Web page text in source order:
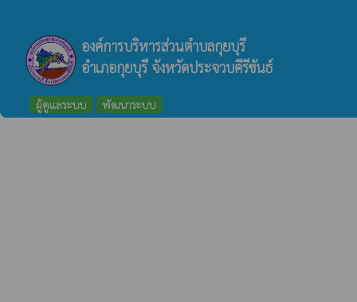
องค์การบริหารส่วนตำบลกุยบุรี
อำเภอกุยบุรี จังหวัดประจวบคีรีขันธ์
ผู้ดูแลระบบ พัฒนาระบบ